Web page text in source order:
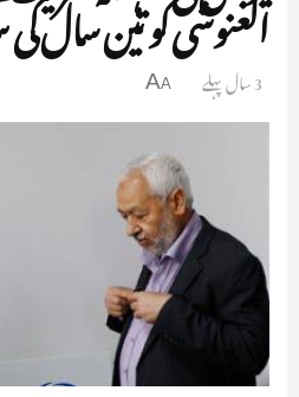
الغنوشی کو تین سال
3 سال پہلے A
A